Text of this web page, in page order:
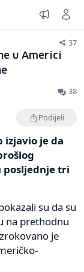
37
u Americi
38
Podijeli
izjavio je da
posljednje tri
su da su
na prethodnu
je